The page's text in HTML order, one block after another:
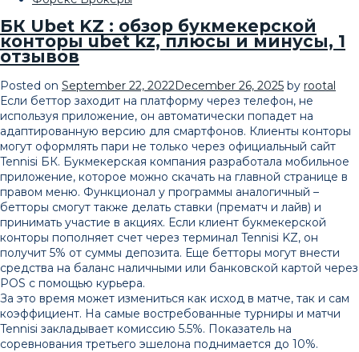
БК Ubet KZ : обзор букмекерской
конторы ubet kz, плюсы и минусы, 1
отзывов
Posted on September 22, 2022December 26, 2025 by rootal
Если беттор заходит на платформу через телефон, не
используя приложение, он автоматически попадет на
адаптированную версию для смартфонов. Клиенты конторы
могут оформлять пари не только через официальный сайт
Tennisi БК. Букмекерская компания разработала мобильное
приложение, которое можно скачать на главной странице в
правом меню. Функционал у программы аналогичный –
бетторы смогут также делать ставки (прематч и лайв) и
принимать участие в акциях. Если клиент букмекерской
конторы пополняет счет через терминал Tennisi KZ, он
получит 5% от суммы депозита. Еще бетторы могут внести
средства на баланс наличными или банковской картой через
POS с помощью курьера.
За это время может измениться как исход в матче, так и сам
коэффициент. На самые востребованные турниры и матчи
Tennisi закладывает комиссию 5.5%. Показатель на
соревнования третьего эшелона поднимается до 10%.